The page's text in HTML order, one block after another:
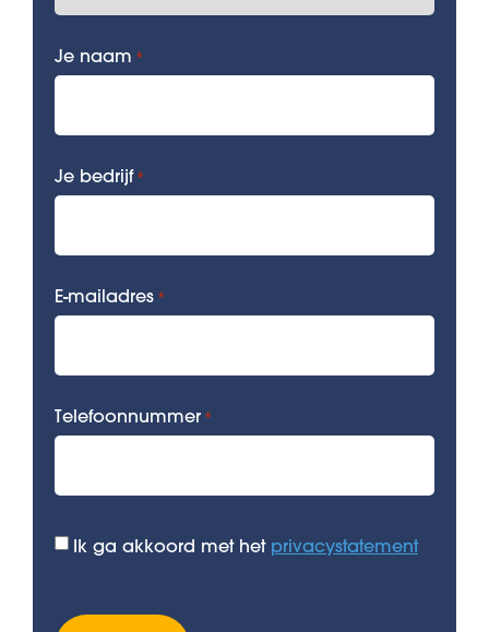
Je naam *
Je bedrijf *
E-mailadres *
Telefoonnummer *
* Ik ga akkoord met het privacystatement